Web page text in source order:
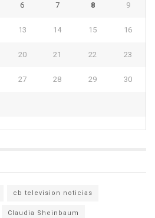
6 7 8 9
13 14 15 16
20 21 22 23
27 28 29 30
cb television noticias
Claudia Sheinbaum